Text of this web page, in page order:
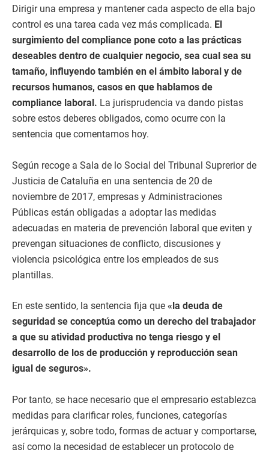
Dirigir una empresa y mantener cada aspecto de ella bajo
control es una tarea cada vez más complicada. El
surgimiento del compliance pone coto a las prácticas
deseables dentro de cualquier negocio, sea cual sea su
tamaño, influyendo también en el ámbito laboral y de
recursos humanos, casos en que hablamos de
compliance laboral. La jurisprudencia va dando pistas
sobre estos deberes obligados, como ocurre con la
sentencia que comentamos hoy.
Según recoge a Sala de lo Social del Tribunal Suprerior de
Justicia de Cataluña en una sentencia de 20 de
noviembre de 2017, empresas y Administraciones
Públicas están obligadas a adoptar las medidas
adecuadas en materia de prevención laboral que eviten y
prevengan situaciones de conflicto, discusiones y
violencia psicológica entre los empleados de sus
plantillas.
En este sentido, la sentencia fija que «la deuda de
seguridad se conceptúa como un derecho del trabajador
a que su atividad productiva no tenga riesgo y el
desarrollo de los de producción y reproducción sean
igual de seguros».
Por tanto, se hace necesario que el empresario establezca
medidas para clarificar roles, funciones, categorías
jerárquicas y, sobre todo, formas de actuar y comportarse,
así como la necesidad de establecer un protocolo de